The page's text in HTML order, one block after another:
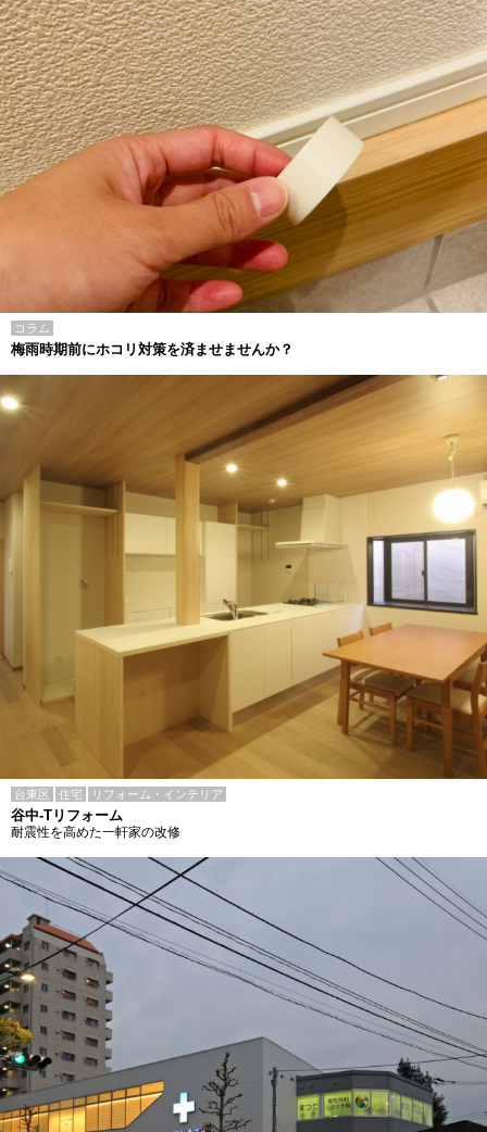
コラム
梅雨時期前にホコリ対策を済ませませんか？
台東区 住宅 リフォーム・インテリア
谷中-Tリフォーム
耐震性を高めた一軒家の改修